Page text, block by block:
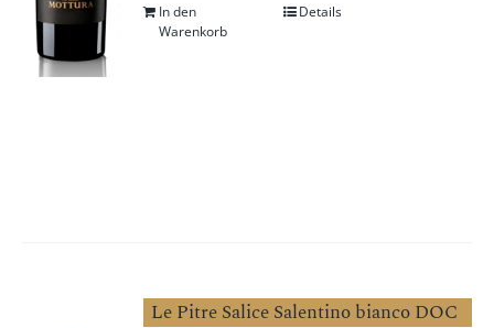
In den
Warenkorb
Details
Le Pitre Salice Salentino bianco DOC